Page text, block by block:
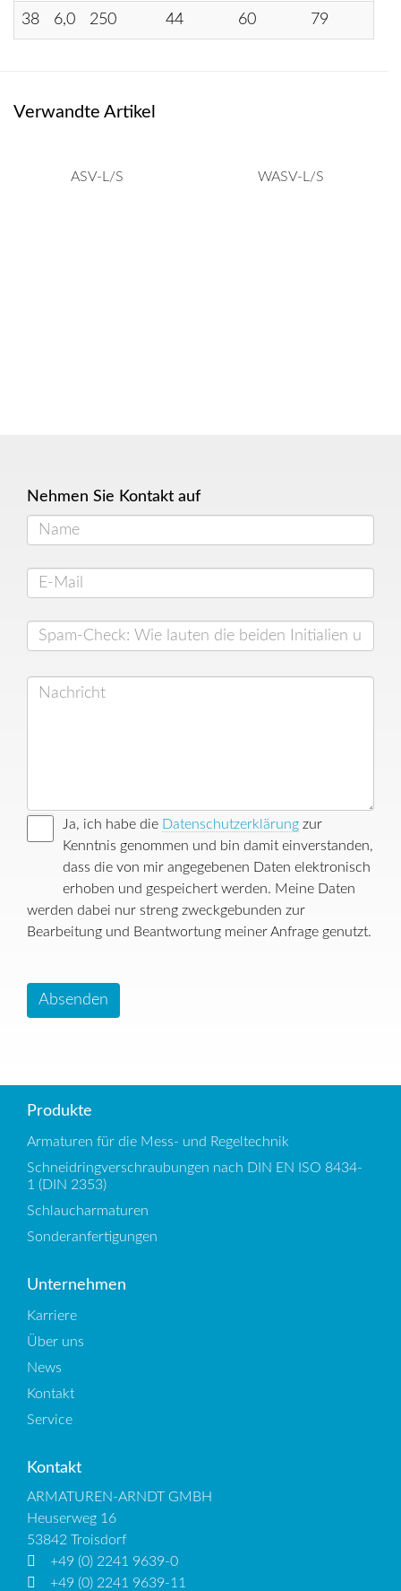
38 6,0 250 44 60 79
Verwandte Artikel
ASV-L/S WASV-L/S
Nehmen Sie Kontakt auf
Ja, ich habe die Datenschutzerklärung zur
Kenntnis genommen und bin damit einverstanden,
dass die von mir angegebenen Daten elektronisch
erhoben und gespeichert werden. Meine Daten
werden dabei nur streng zweckgebunden zur
Bearbeitung und Beantwortung meiner Anfrage genutzt.
Absenden
Produkte
Armaturen für die Mess- und Regeltechnik
Schneidringverschraubungen nach DIN EN ISO 8434-
1 (DIN 2353)
Schlaucharmaturen
Sonderanfertigungen
Unternehmen
Karriere
Über uns
News
Kontakt
Service
Kontakt
ARMATUREN-ARNDT GMBH
Heuserweg 16
53842 Troisdorf
+49 (0) 2241 9639-0
+49 (0) 2241 9639-11